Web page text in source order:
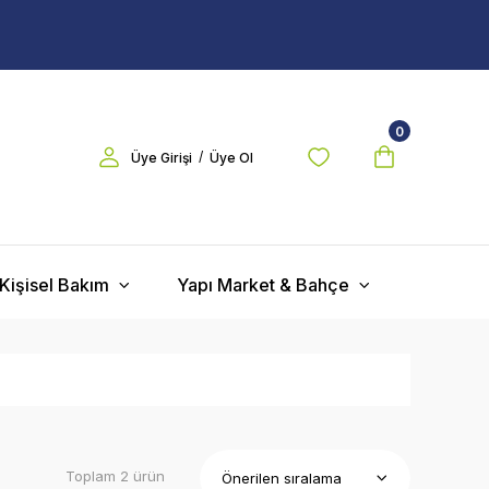
Üye Girişi / Üye Ol
0
Bakım Yapı Market & Bahçe
Toplam 2 ürün